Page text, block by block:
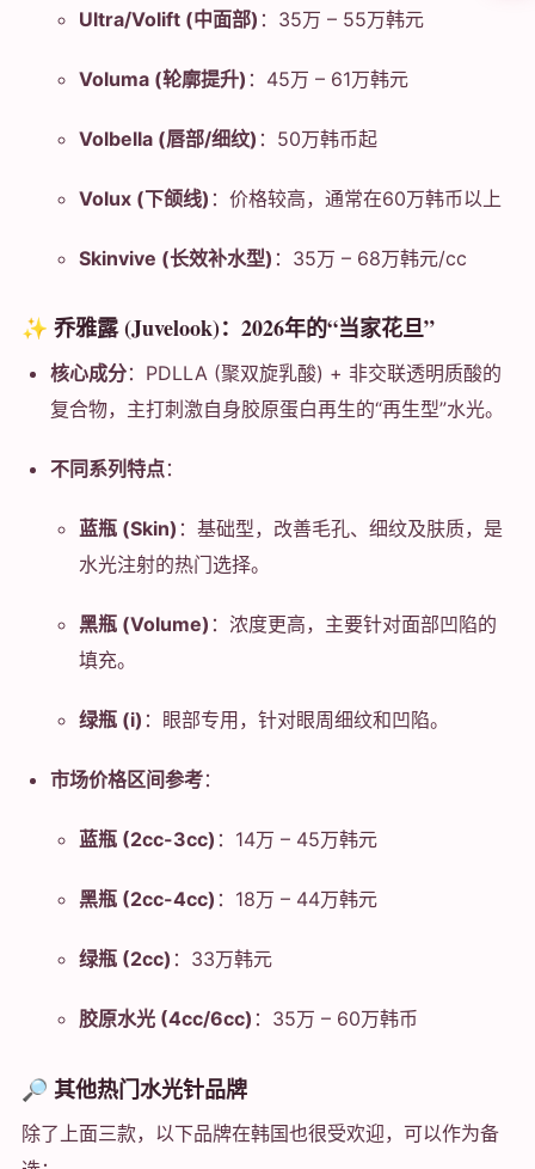
Ultra/Volift (中面部) ：35万 – 55万韩元
Voluma (轮廓提升) ：45万 – 61万韩元
Volbella (唇部/细纹) ：50万韩币起
Volux (下颌线) ：价格较高，通常在60万韩币以上
Skinvive (长效补水型) ：35万 – 68万韩元/cc
✨ 乔雅露 (Juvelook)：2026年的“当家花旦”
核心成分：PDLLA (聚双旋乳酸) + 非交联透明质酸的
复合物，主打刺激自身胶原蛋白再生的“再生型”水光。
不同系列特点：
蓝瓶 (Skin) ：基础型，改善毛孔、细纹及肤质，是
水光注射的热门选择。
黑瓶 (Volume) ：浓度更高，主要针对面部凹陷的
填充。
绿瓶 (i) ：眼部专用，针对眼周细纹和凹陷。
市场价格区间参考：
蓝瓶 (2cc-3cc) ：14万 – 45万韩元
黑瓶 (2cc-4cc) ：18万 – 44万韩元
绿瓶 (2cc) ：33万韩元
胶原水光 (4cc/6cc) ：35万 – 60万韩币
🔎 其他热门水光针品牌
除了上面三款，以下品牌在韩国也很受欢迎，可以作为备